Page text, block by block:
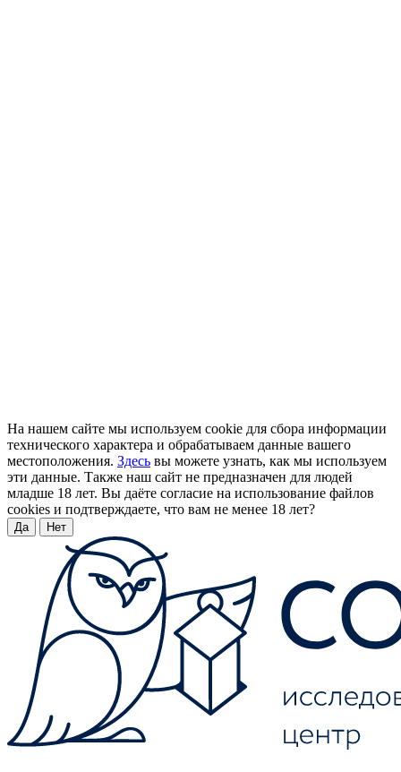
На нашем сайте мы используем cookie для сбора информации
технического характера и обрабатываем данные вашего
местоположения. Здесь вы можете узнать, как мы используем
эти данные. Также наш сайт не предназначен для людей
младше 18 лет. Вы даёте согласие на использование файлов
cookies и подтверждаете, что вам не менее 18 лет?
Да Нет